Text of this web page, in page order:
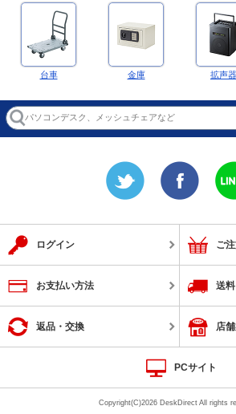
台車 金庫 拡声器
ログイン ご
お支払い方法 送
返品・交換 店
PCサイト
Copyright(C)2026 DeskDirect All rights